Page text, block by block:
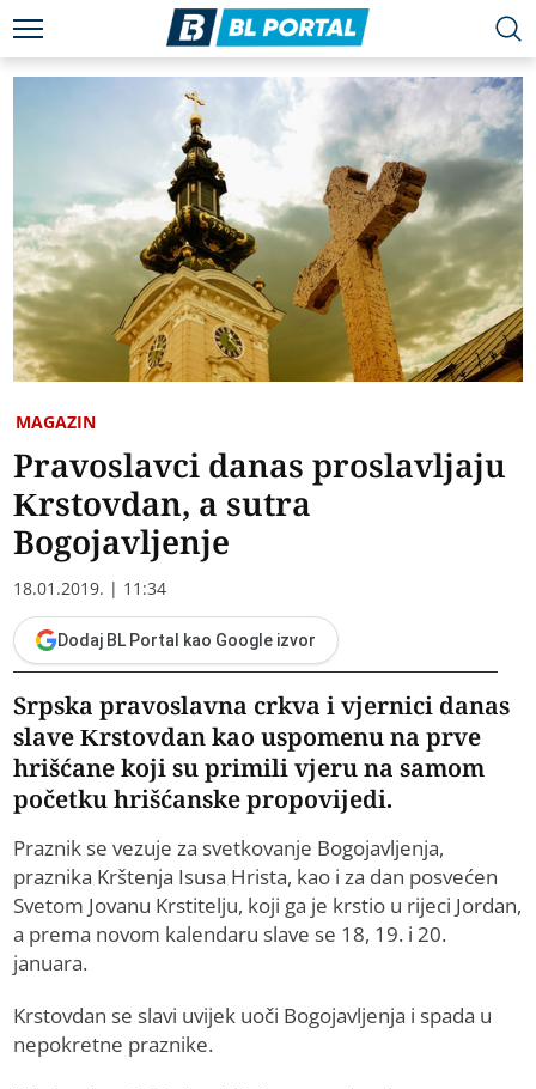
MAGAZIN
Pravoslavci danas proslavljaju
Krstovdan, a sutra
Bogojavljenje
18.01.2019. | 11:34
Dodaj BL Portal kao Google izvor
Srpska pravoslavna crkva i vjernici danas
slave Krstovdan kao uspomenu na prve
hrišćane koji su primili vjeru na samom
početku hrišćanske propovijedi.
Praznik se vezuje za svetkovanje Bogojavljenja,
praznika Krštenja Isusa Hrista, kao i za dan posvećen
Svetom Јovanu Krstitelju, koji ga je krstio u rijeci Јordan,
a prema novom kalendaru slave se 18, 19. i 20.
januara.
Krstovdan se slavi uvijek uoči Bogojavljenja i spada u
nepokretne praznike.